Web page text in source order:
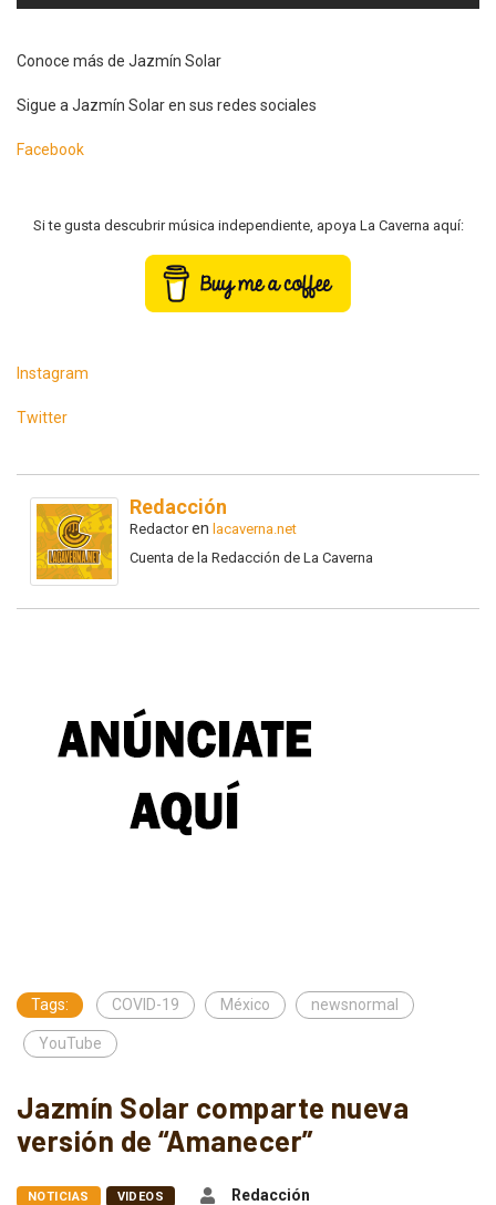
Conoce más de Jazmín Solar
Sigue a Jazmín Solar en sus redes sociales
Facebook
Si te gusta descubrir música independiente, apoya La Caverna aquí:
Instagram
Twitter
Redacción
Redactoren lacaverna.net
Cuenta de la Redacción de La Caverna
Tags: COVID-19 México newsnormal
YouTube
Jazmín Solar comparte nueva
versión de “Amanecer”
NOTICIAS VIDEOS
Redacción